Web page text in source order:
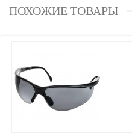
ПОХОЖИЕ ТОВАРЫ